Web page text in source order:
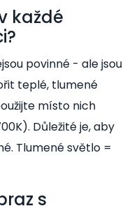
každé
povinné - ale jsou
teplé, tlumené
místo nich
Důležité je, aby
Tlumené světlo =
s